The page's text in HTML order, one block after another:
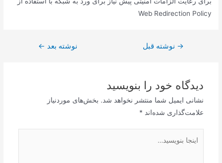
Web Redirection Policy
راهبری
→ نوشته قبل نوشته بعد ←
دیدگاه‌ خود را بنویسید
نشانی ایمیل شما منتشر نخواهد شد. بخش‌های موردنیاز
علامت‌گذاری شده‌اند *
بنویسید…